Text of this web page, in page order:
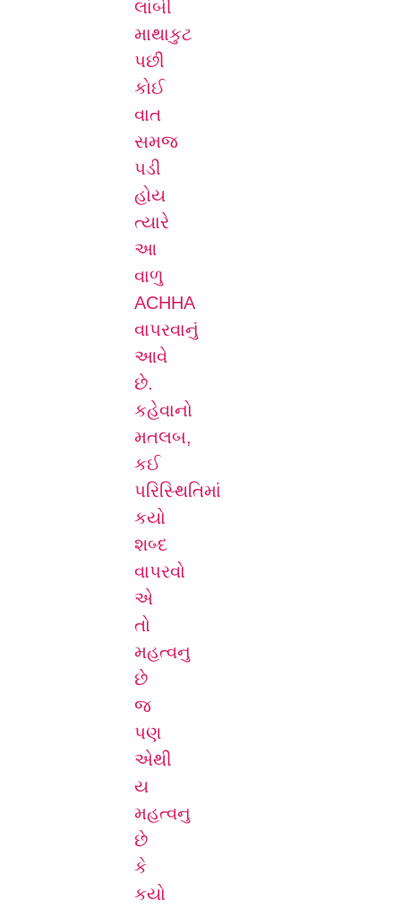
લાંબી
માથાકુટ
પછી
કોઈ
વાત
સમજ
પડી
હોય
ત્યારે
આ
વાળુ
ACHHA
વાપરવાનું
આવે
છે.
કહેવાનો
મતલબ,
કઈ
પરિસ્થિતિમાં
કયો
શબ્દ
વાપરવો
એ
તો
મહત્વનુ
છે
જ
પણ
એથી
ય
મહત્વનુ
છે
કે
કયો